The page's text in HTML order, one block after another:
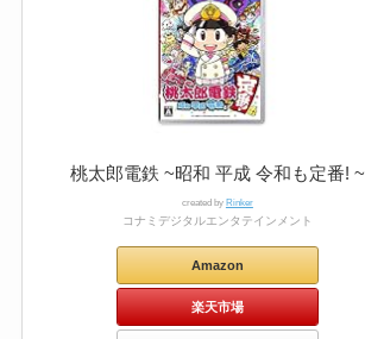
桃太郎電鉄 ~昭和 平成 令和も定番! ~
created by Rinker
コナミデジタルエンタテインメント
Amazon
楽天市場